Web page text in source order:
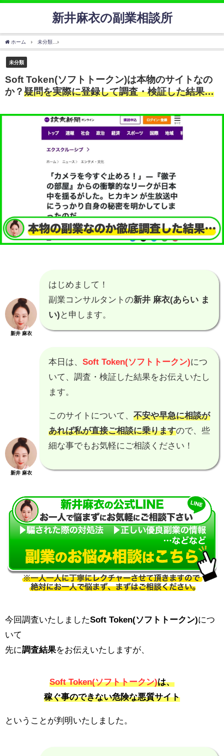
新井麻衣の副業相談所
ホーム 未分類
未分類
Soft Token(ソフトトークン)は本物のサイトなの
か？疑問を実際に登録して調査・検証した結果…
新井 麻衣
はじめまして！
副業コンサルタントの新井 麻衣(あらい ま
い) と申します。
新井 麻衣
本日は、 Soft Token(ソフトトークン)につ
いて、調査・検証した結果をお伝えいたし
ます。
このサイトについて、 不安や早急に相談が
あれば私が直接ご相談に乗りますので、些
細な事でもお気軽にご相談ください！
今回調査いたしましたSoft Token(ソフトトークン)につ
いて
先に調査結果をお伝えいたしますが、
Soft Token(ソフトトークン)は、
稼ぐ事のできない危険な悪質サイト
ということが判明いたしました。